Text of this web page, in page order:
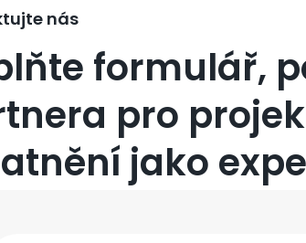
nás
formulář,
pro
jako